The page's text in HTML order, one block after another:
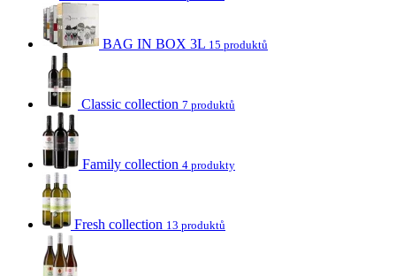
BAG IN BOX 3L 15 produktů
Classic collection 7 produktů
Family collection 4 produkty
Fresh collection 13 produktů